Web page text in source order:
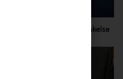
ambassadens mottakelse